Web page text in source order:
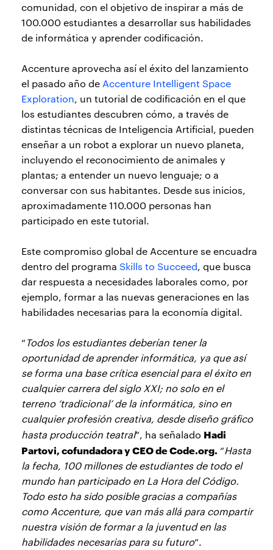
comunidad, con el objetivo de inspirar a más de
100.000 estudiantes a desarrollar sus habilidades
de informática y aprender codificación.
Accenture aprovecha así el éxito del lanzamiento
el pasado año de Accenture Intelligent Space
Exploration, un tutorial de codificación en el que
los estudiantes descubren cómo, a través de
distintas técnicas de Inteligencia Artificial, pueden
enseñar a un robot a explorar un nuevo planeta,
incluyendo el reconocimiento de animales y
plantas; a entender un nuevo lenguaje; o a
conversar con sus habitantes. Desde sus inicios,
aproximadamente 110.000 personas han
participado en este tutorial.
Este compromiso global de Accenture se encuadra
dentro del programa Skills to Succeed, que busca
dar respuesta a necesidades laborales como, por
ejemplo, formar a las nuevas generaciones en las
habilidades necesarias para la economía digital.
“Todos los estudiantes deberían tener la
oportunidad de aprender informática, ya que así
se forma una base crítica esencial para el éxito en
cualquier carrera del siglo XXI; no solo en el
terreno ‘tradicional’ de la informática, sino en
cualquier profesión creativa, desde diseño gráfico
hasta producción teatral”, ha señalado Hadi
Partovi, cofundadora y CEO de Code.org. “Hasta
la fecha, 100 millones de estudiantes de todo el
mundo han participado en La Hora del Código.
Todo esto ha sido posible gracias a compañías
como Accenture, que van más allá para compartir
nuestra visión de formar a la juventud en las
habilidades necesarias para su futuro”.